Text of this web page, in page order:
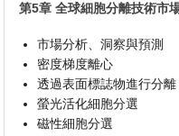
第5章 全球細胞分離技術市
市場分析、洞察與預測
密度梯度離心
透過表面標誌物進行分離
螢光活化細胞分選
磁性細胞分選